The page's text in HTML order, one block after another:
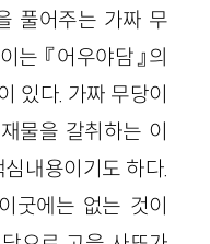
풀어주는 가짜 무
는 『어우야담』의
있다. 가짜 무당이
물을 갈취하는 이
내용이기도 하다.
굿에는 없는 것이